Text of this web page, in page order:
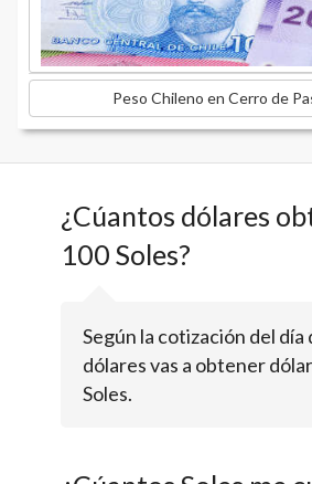
Peso Chileno en Cerro de
¿Cúantos dólares
100 Soles?
Según la cotización del día
dólares vas a obtener
Soles.